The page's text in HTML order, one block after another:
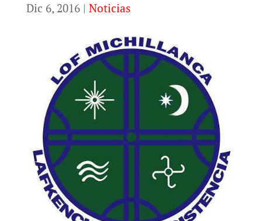
Dic 6, 2016| Noticias